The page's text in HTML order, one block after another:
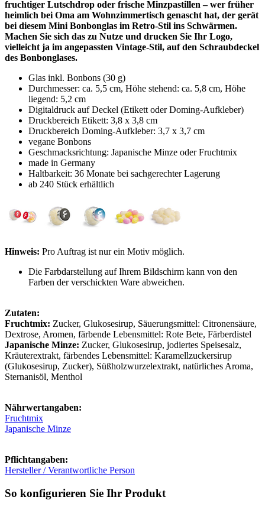
fruchtiger Lutschdrop oder frische Minzpastillen – wer früher
heimlich bei Oma am Wohnzimmertisch genascht hat, der gerät
bei diesem Mini Bonbonglas im Retro-Stil ins Schwärmen.
Machen Sie sich das zu Nutze und drucken Sie Ihr Logo,
vielleicht ja im angepassten Vintage-Stil, auf den Schraubdeckel
des Bonbonglases.
Glas inkl. Bonbons (30 g)
Durchmesser: ca. 5,5 cm, Höhe stehend: ca. 5,8 cm, Höhe
liegend: 5,2 cm
Digitaldruck auf Deckel (Etikett oder Doming-Aufkleber)
Druckbereich Etikett: 3,8 x 3,8 cm
Druckbereich Doming-Aufkleber: 3,7 x 3,7 cm
vegane Bonbons
Geschmacksrichtung: Japanische Minze oder Fruchtmix
made in Germany
Haltbarkeit: 36 Monate bei sachgerechter Lagerung
ab 240 Stück erhältlich
Hinweis: Pro Auftrag ist nur ein Motiv möglich.
Die Farbdarstellung auf Ihrem Bildschirm kann von den
Farben der verschickten Ware abweichen.
Zutaten:
Fruchtmix: Zucker, Glukosesirup, Säuerungsmittel: Citronensäure,
Dextrose, Aromen, färbende Lebensmittel: Rote Bete, Färberdistel
Japanische Minze: Zucker, Glukosesirup, jodiertes Speisesalz,
Kräuterextrakt, färbendes Lebensmittel: Karamellzuckersirup
(Glukosesirup, Zucker), Süßholzwurzelextrakt, natürliches Aroma,
Sternanisöl, Menthol
Nährwertangaben:
Fruchtmix
Japanische Minze
Pflichtangaben:
Hersteller / Verantwortliche Person
So konfigurieren Sie Ihr Produkt